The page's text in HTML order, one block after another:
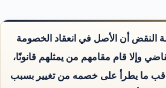
النقض أن الأصل في انعقاد الخصومة
وإلا قام مقامهم من يمثلهم قانونًا،
ما يطرأ على خصمه من تغيير بسبب